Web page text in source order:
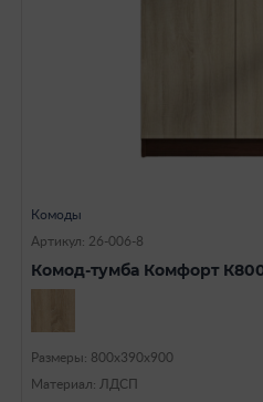
Комоды
Артикул: 26-006-8
Комод-тумба Комфорт
Размеры: 800х390х900
Материал: ЛДСП